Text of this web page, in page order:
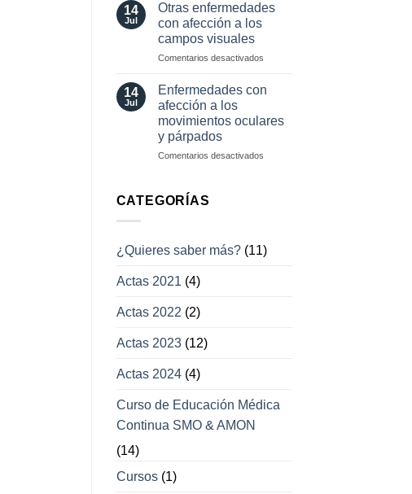
14
Jul
Otras enfermedades
con afección a los
campos visuales
Comentarios desactivadosen
a
campos
14
Jul
Enfermedades con
afección a los
movimientos oculares
y párpados
Comentarios desactivadosen
oculares
CATEGORÍAS
¿Quieres saber más?(11)
Actas 2021 (4)
Actas 2022 (2)
Actas 2023(12)
Actas 2024(4)
Curso de Educación Médica
Continua SMO & AMON
(14)
Cursos(1)